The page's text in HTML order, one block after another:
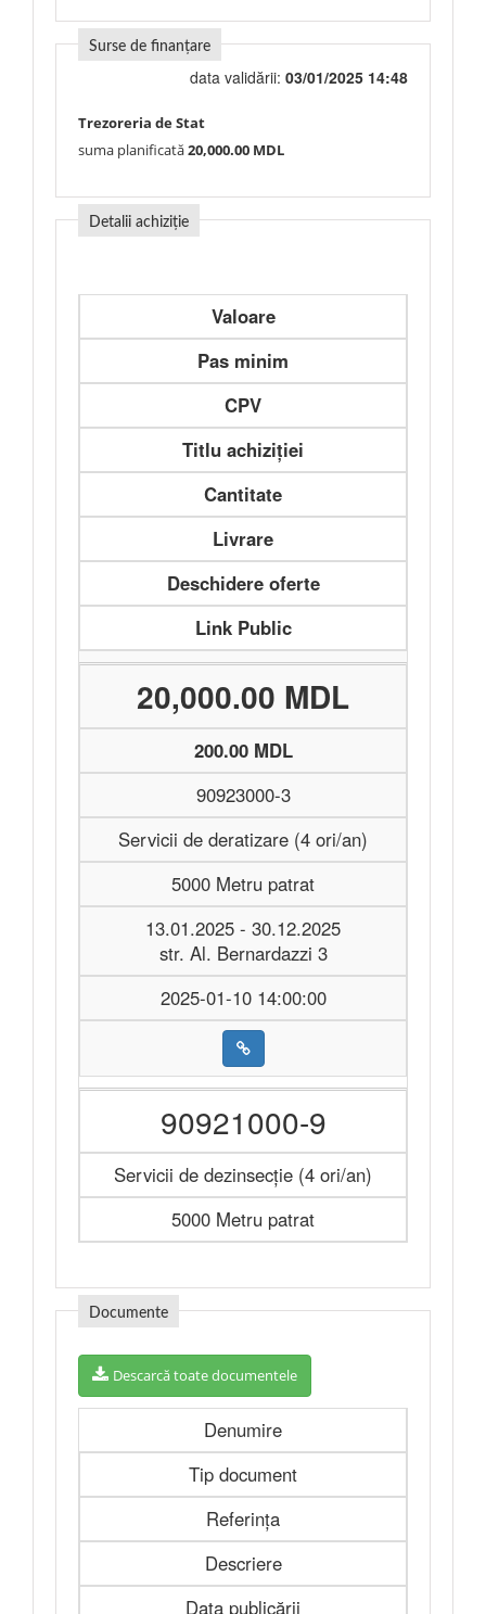
Surse de finanțare
data validării: 03/01/2025 14:48
Trezoreria de Stat
suma planificată20,000.00 MDL
Detalii achiziție
Valoare
Pas minim
CPV
Titlu achiziției
Cantitate
Livrare
Deschidere oferte
Link Public
20,000.00 MDL
200.00 MDL
90923000-3
Servicii de deratizare (4 ori/an)
5000 Metru patrat
13.01.2025 - 30.12.2025
str. Al. Bernardazzi 3
2025-01-10 14:00:00
90921000-9
Servicii de dezinsecție (4 ori/an)
5000 Metru patrat
Documente
Descarcă toate documentele
Denumire
Tip document
Referința
Descriere
Data publicării